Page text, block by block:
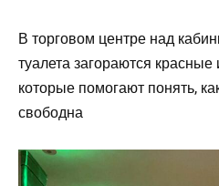
В торговом центре над
туалета загораются
которые помогают понять,
свободна